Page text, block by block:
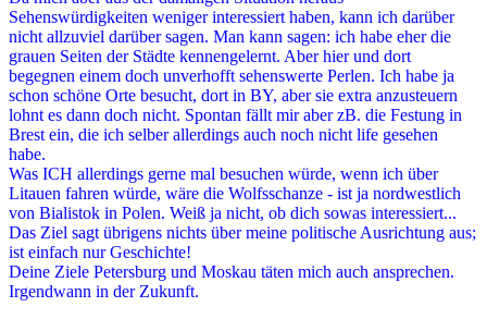
Sehenswürdigkeiten weniger interessiert haben, kann ich darüber
nicht allzuviel darüber sagen. Man kann sagen: ich habe eher die
grauen Seiten der Städte kennengelernt. Aber hier und dort
begegnen einem doch unverhofft sehenswerte Perlen. Ich habe ja
schon schöne Orte besucht, dort in BY, aber sie extra anzusteuern
lohnt es dann doch nicht. Spontan fällt mir aber zB. die Festung in
Brest ein, die ich selber allerdings auch noch nicht life gesehen
habe.
Was ICH allerdings gerne mal besuchen würde, wenn ich über
Litauen fahren würde, wäre die Wolfsschanze - ist ja nordwestlich
von Bialistok in Polen. Weiß ja nicht, ob dich sowas interessiert...
Das Ziel sagt übrigens nichts über meine politische Ausrichtung aus;
ist einfach nur Geschichte!
Deine Ziele Petersburg und Moskau täten mich auch ansprechen.
Irgendwann in der Zukunft.